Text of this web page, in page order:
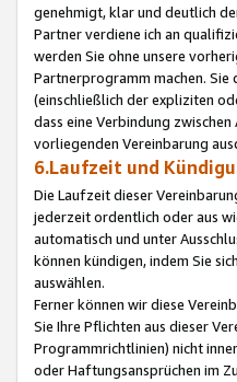
genehmigt, klar und deutlich
Partner verdiene ich an
werden Sie ohne unsere
Partnerprogramm machen. Sie
(einschließlich der expliziten
dass eine Verbindung
vorliegenden Vereinbarung
6.Laufzeit und
Die Laufzeit dieser
jederzeit ordentlich oder aus
automatisch und unter
können kündigen, indem Sie
auswählen.
Ferner können wir diese
Sie Ihre Pflichten aus dieser
Programmrichtlinien) nicht
oder Haftungsansprüchen im